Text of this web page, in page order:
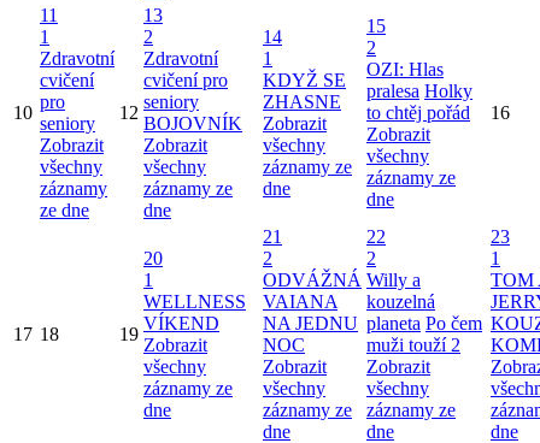
10
11
1
Zdravotní
cvičení
pro
seniory
Zobrazit
všechny
záznamy
ze dne
12
13
2
Zdravotní
cvičení pro
seniory
BOJOVNÍK
Zobrazit
všechny
záznamy ze
dne
14
1
KDYŽ SE
ZHASNE
Zobrazit
všechny
záznamy ze
dne
15
2
OZI: Hlas
pralesa Holky
to chtěj pořád
Zobrazit
všechny
záznamy ze
dne
16
17 18 19
20
1
WELLNESS
VÍKEND
Zobrazit
všechny
záznamy ze
dne
21
2
ODVÁŽNÁ
VAIANA
NA JEDNU
NOC
Zobrazit
všechny
záznamy ze
dne
22
2
Willy a
kouzelná
planeta Po čem
muži touží 2
Zobrazit
všechny
záznamy ze
dne
23
1
TOM
dne